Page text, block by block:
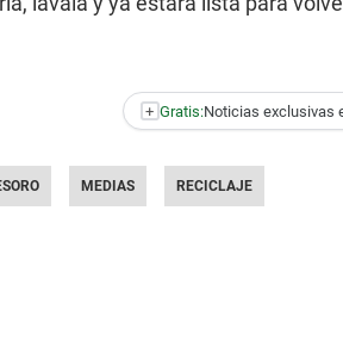
+ Gratis:Noticias exclusivas
MEDIAS RECICLAJE